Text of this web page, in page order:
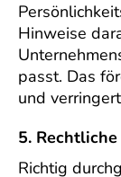
Hinweise
passt. Das
und
5.
Richtig